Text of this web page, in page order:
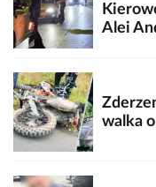
Alei
walka